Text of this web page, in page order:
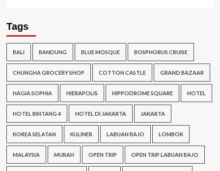
Tags
BALI BANDUNG BLUE MOSQUE BOSPHORUS CRUISE
CHUNGHA GROCERY SHOP COTTON CASTLE GRAND BAZAAR
HAGIA SOPHIA HIERAPOLIS HIPPODROME SQUARE HOTEL
HOTEL BINTANG 4 HOTEL DI JAKARTA JAKARTA
KOREA SELATAN KULINER LABUAN BAJO LOMBOK
MALAYSIA MURAH OPEN TRIP OPEN TRIP LABUAN BAJO